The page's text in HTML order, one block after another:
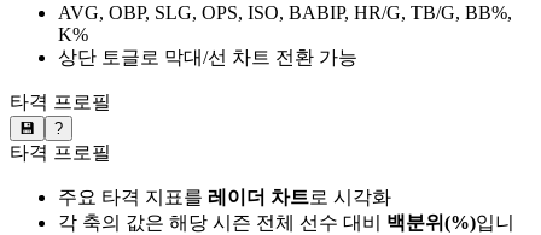
AVG, OBP, SLG, OPS, ISO, BABIP, HR/G, TB/G, BB%,
K%
상단 토글로 막대/선 차트 전환 가능
타격 프로필
💾 ?
타격 프로필
주요 타격 지표를 레이더 차트로 시각화
각 축의 값은 해당 시즌 전체 선수 대비 백분위(%)입니